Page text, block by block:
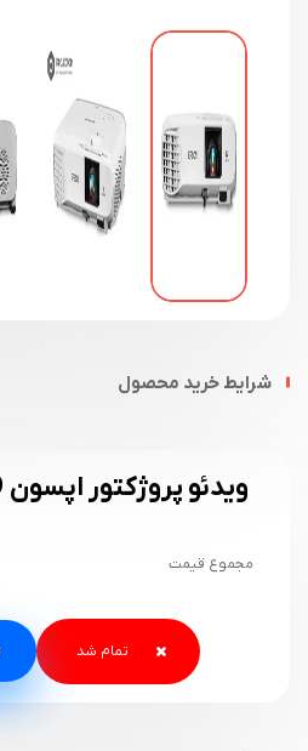
شرایط خرید محصول
ویدئو پروژکتور اپسون EPSON EB-S39
مجموع قیمت